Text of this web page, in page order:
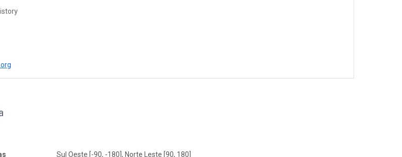
Sul Oeste [-90, -180], Norte Leste [90, 180]